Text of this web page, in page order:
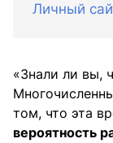
Личный
«Знали ли вы,
том, что эта
вероятность